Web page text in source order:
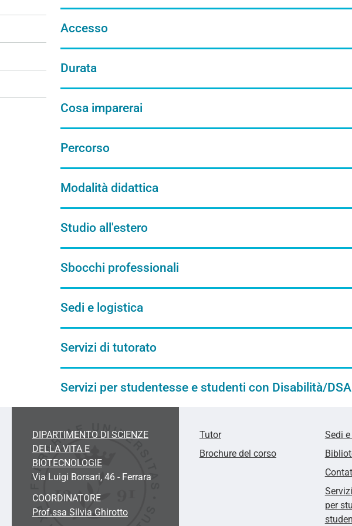
Accesso
Durata
Cosa imparerai
Percorso
Modalità didattica
Studio all'estero
Sbocchi professionali
Sedi e logistica
Servizi di tutorato
Servizi per studentesse e studenti con Disabilità/DSA
DIPARTIMENTO DI SCIENZE
DELLA VITA E
BIOTECNOLOGIE
Via Luigi Borsari, 46 - Ferrara
COORDINATORE
Prof.ssa Silvia Ghirotto
Tutor
Brochure del corso
Sedi
Servizi
per